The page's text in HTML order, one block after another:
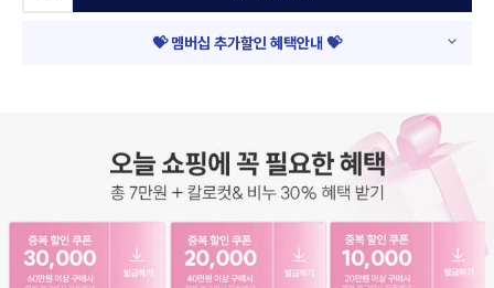
💝 멤버십 추가할인 혜택안내 💝